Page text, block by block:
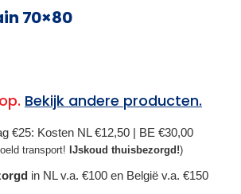
70×80
Bekijk andere producten.
€25: Kosten NL €12,50 | BE €30,00
transport! IJskoud thuisbezorgd!)
in NL v.a. €100 en België v.a. €150